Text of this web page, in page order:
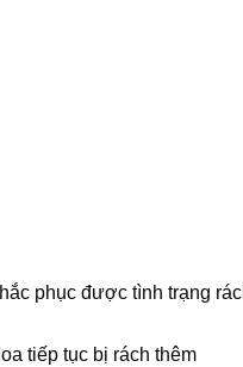
phục được tình trạng
tiếp tục bị rách thêm